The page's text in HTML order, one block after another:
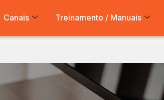
Canais Treinamento / Manuais